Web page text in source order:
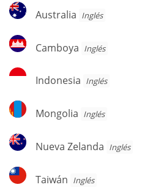
Australia
Australia Inglés
Camboya
Camboya Inglés
Indonesia
Indonesia Inglés
Mongolia
Mongolia Inglés
Nueva
Zelanda
Nueva Zelanda Inglés
Taiwán
Taiwán Inglés